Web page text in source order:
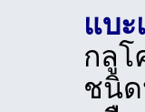
แบ
กลูโ
ชนิ